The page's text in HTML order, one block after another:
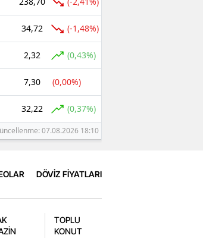
34,72 (-1,48%)
2,32 (0,43%)
7,30 (0,00%)
32,22 (0,37%)
07.08.2026 18:10
DÖVİZ FİYATLARI
TOPLU
KONUT